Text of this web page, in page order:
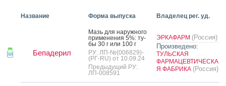
Название Форма выпуска Владелец рег. уд.
Бепадерил
Мазь для на­руж­но­го
при­мене­ния 5%: ту­
бы 30 г или 100 г
РУ: ЛП-№(006829)-
(РГ-RU) от 10.09.24
Предыдущий РУ:
ЛП-008591
ЭРКАФАРМ (Россия)
Произведено:
ТУЛЬСКАЯ
ФАРМАЦЕВТИЧЕСКА
Я ФАБРИКА (Россия)